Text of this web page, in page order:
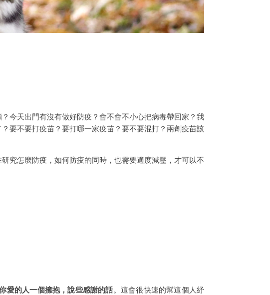
今天出門有沒有做好防疫？會不會不小心把病毒帶回家？我
要不要打疫苗？要打哪一家疫苗？要不要混打？兩劑疫苗該
究怎麼防疫，如何防疫的同時，也需要適度減壓，才可以不
愛的人一個擁抱，說些感謝的話。這會很快速的幫這個人紓